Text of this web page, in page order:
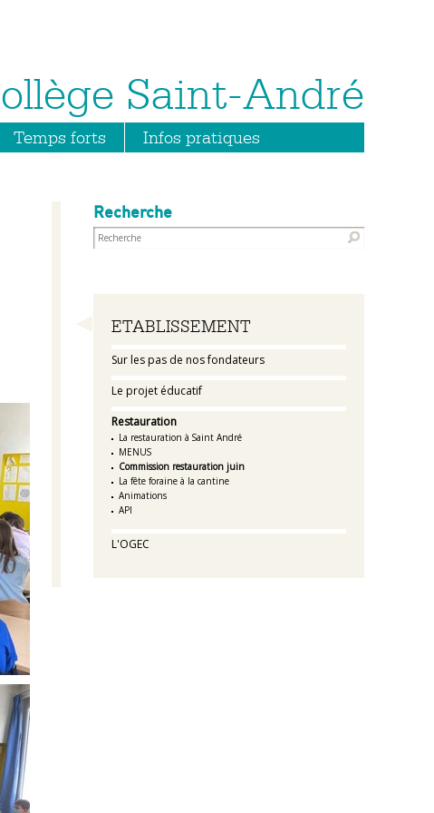
Temps forts Infos pratiques
Recherche
Navigation
ETABLISSEMENT
Sur les pas de nos fondateurs
Le projet éducatif
Restauration
La restauration à Saint André
MENUS
Commission restauration juin
La fête foraine à la cantine
Animations
API
L'OGEC